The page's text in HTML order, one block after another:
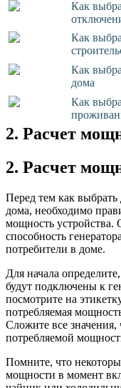
Как
Как
Как
дома
Как
2. Расчет
2. Расчет
Перед тем как выбрать
дома, необходимо
мощность устройства.
способность
потребители в доме.
Для начала
будут подключены к
посмотрите на
потребляемая
Сложите все
потребляемой
Помните, что
мощности в момент